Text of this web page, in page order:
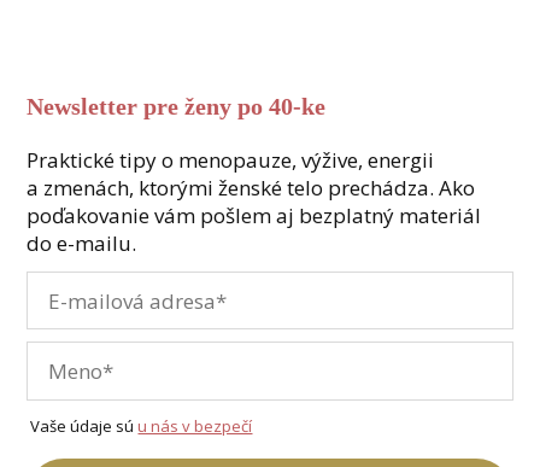
Newsletter pre ženy po 40-ke
Praktické tipy o menopauze, výžive, energii
a zmenách, ktorými ženské telo prechádza. Ako
poďakovanie vám pošlem aj bezplatný materiál
do e-mailu.
Vaše údaje súu nás v bezpečí